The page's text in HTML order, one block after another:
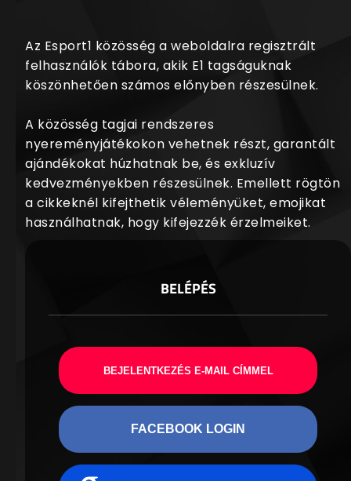
Az Esport1 közösség a weboldalra regisztrált
felhasználók tábora, akik E1 tagságuknak
köszönhetően számos előnyben részesülnek.
A közösség tagjai rendszeres
nyereményjátékokon vehetnek részt, garantált
ajándékokat húzhatnak be, és exkluzív
kedvezményekben részesülnek. Emellett rögtön
a cikkeknél kifejthetik véleményüket, emojikat
használhatnak, hogy kifejezzék érzelmeiket.
BELÉPÉS
BEJELENTKEZÉS E-MAIL CÍMMEL
FACEBOOK LOGIN